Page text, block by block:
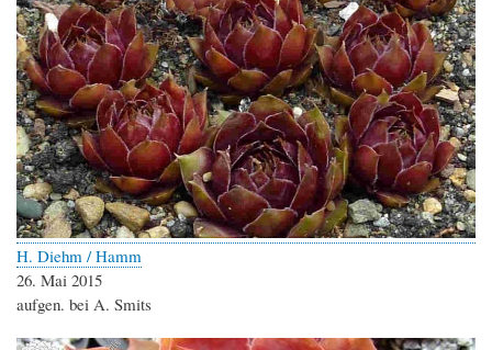
H. Diehm / Hamm
26. Mai 2015
aufgen. bei A. Smits